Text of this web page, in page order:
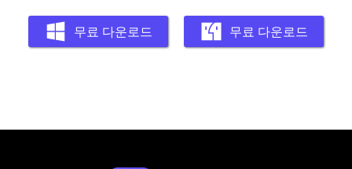
무료 다운로드 무료 다운로드